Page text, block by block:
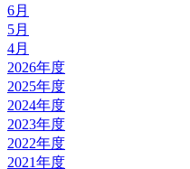
6月
5月
4月
2026年度
2025年度
2024年度
2023年度
2022年度
2021年度